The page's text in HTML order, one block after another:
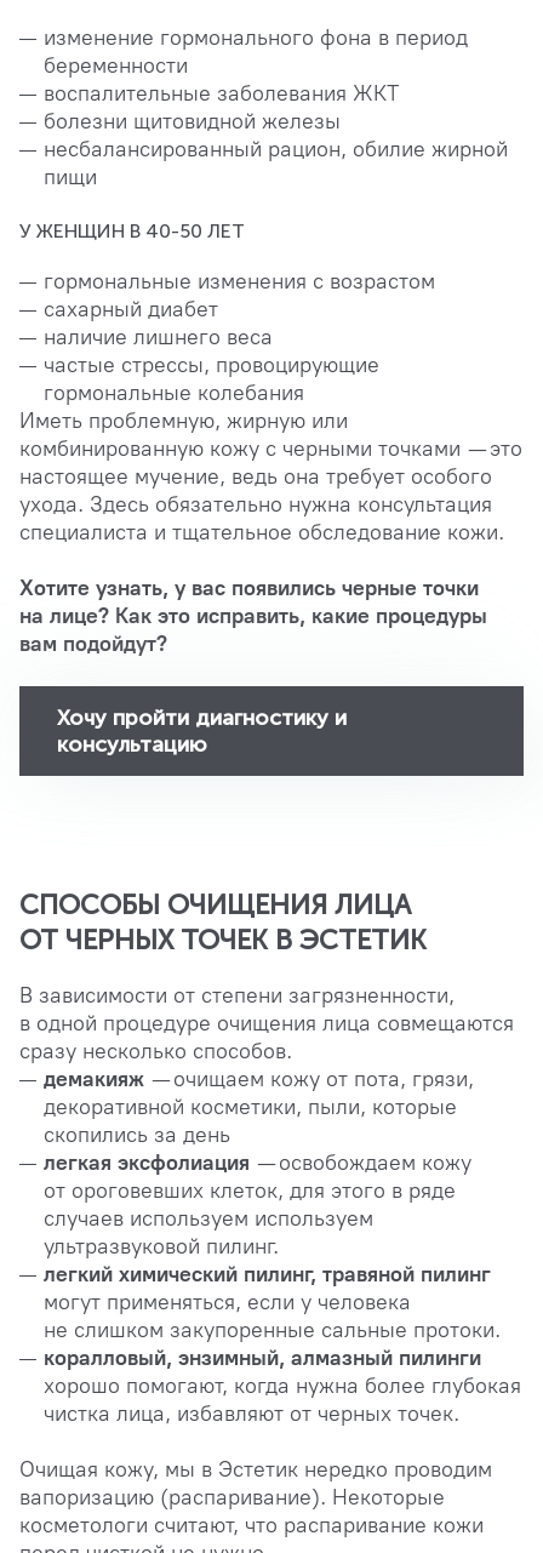
изменение гормонального фона в период
беременности
воспалительные заболевания ЖКТ
болезни щитовидной железы
несбалансированный рацион, обилие жирной
пищи
У ЖЕНЩИН В 40-50 ЛЕТ
гормональные изменения с возрастом
сахарный диабет
наличие лишнего веса
частые стрессы, провоцирующие
гормональные колебания
Иметь проблемную, жирную или
комбинированную кожу с черными точками — это
настоящее мучение, ведь она требует особого
ухода. Здесь обязательно нужна консультация
специалиста и тщательное обследование кожи.
Хотите узнать, у вас появились черные точки
на лице? Как это исправить, какие процедуры
вам подойдут?
Хочу пройти диагностику и
консультацию
СПОСОБЫ ОЧИЩЕНИЯ ЛИЦА
ОТ ЧЕРНЫХ ТОЧЕК В ЭСТЕТИК
В зависимости от степени загрязненности,
в одной процедуре очищения лица совмещаются
сразу несколько способов.
демакияж — очищаем кожу от пота, грязи,
декоративной косметики, пыли, которые
скопились за день
легкая эксфолиация — освобождаем кожу
от ороговевших клеток, для этого в ряде
случаев используем используем
ультразвуковой пилинг.
легкий химический пилинг, травяной пилинг
могут применяться, если у человека
не слишком закупоренные сальные протоки.
коралловый, энзимный, алмазный пилинги
хорошо помогают, когда нужна более глубокая
чистка лица, избавляют от черных точек.
Очищая кожу, мы в Эстетик нередко проводим
вапоризацию (распаривание). Некоторые
косметологи считают, что распаривание кожи